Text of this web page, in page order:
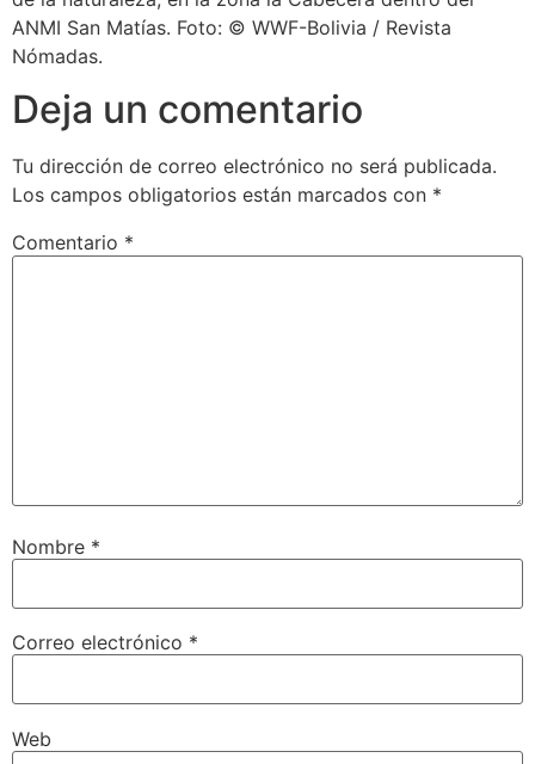
ANMI San Matías. Foto: © WWF-Bolivia / Revista
Nómadas.
Deja un comentario
Tu dirección de correo electrónico no será publicada.
Los campos obligatorios están marcados con *
Comentario *
Nombre *
Correo electrónico *
Web